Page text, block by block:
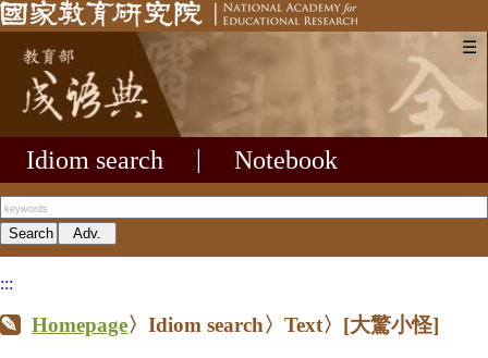
☰
Idiom search Notebook
:::
Homepage〉Idiom search〉Text〉 [大驚小怪]